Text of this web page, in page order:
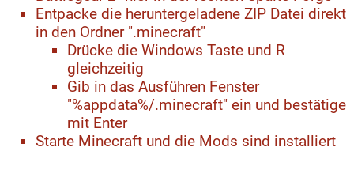
Entpacke die heruntergeladene ZIP Datei direkt
in den Ordner ".minecraft"
Drücke die Windows Taste und R
gleichzeitig
Gib in das Ausführen Fenster
"%appdata%/.minecraft" ein und bestätige
mit Enter
Starte Minecraft und die Mods sind installiert